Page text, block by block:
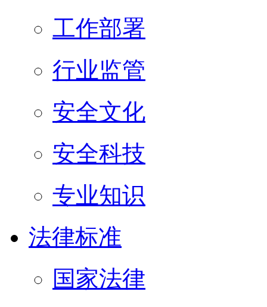
工作部署
行业监管
安全文化
安全科技
专业知识
法律标准
国家法律